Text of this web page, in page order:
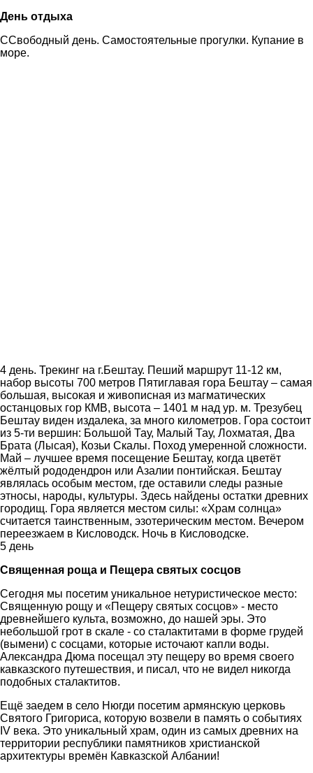
День отдыха
ССвободный день. Самостоятельные прогулки. Купание в
море.
4 день. Трекинг на г.Бештау. Пеший маршрут 11-12 км,
набор высоты 700 метров Пятиглавая гора Бештау – самая
большая, высокая и живописная из магматических
останцовых гор КМВ, высота – 1401 м над ур. м. Трезубец
Бештау виден издалека, за много километров. Гора состоит
из 5-ти вершин: Большой Тау, Малый Тау, Лохматая, Два
Брата (Лысая), Козьи Скалы. Поход умеренной сложности.
Май – лучшее время посещение Бештау, когда цветёт
жёлтый рододендрон или Азалии понтийская. Бештау
являлась особым местом, где оставили следы разные
этносы, народы, культуры. Здесь найдены остатки древних
городищ. Гора является местом силы: «Храм солнца»
считается таинственным, эзотерическим местом. Вечером
переезжаем в Кисловодск. Ночь в Кисловодске.
5 день
Священная роща и Пещера святых сосцов
Сегодня мы посетим уникальное нетуристическое место:
Священную рощу и «Пещеру святых сосцов» - место
древнейшего культа, возможно, до нашей эры. Это
небольшой грот в скале - со сталактитами в форме грудей
(вымени) с сосцами, которые источают капли воды.
Александра Дюма посещал эту пещеру во время своего
кавказского путешествия, и писал, что не видел никогда
подобных сталактитов.
Ещё заедем в село Нюгди посетим армянскую церковь
Святого Григориса, которую возвели в память о событиях
IV века. Это уникальный храм, один из самых древних на
территории республики памятников христианской
архитектуры времён Кавказской Албании!